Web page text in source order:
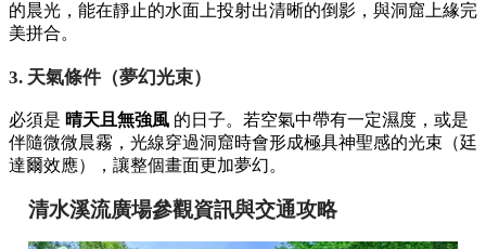
的晨光，能在靜止的水面上投射出清晰的倒影，與洞窟上緣完
美拼合。
3. 天氣條件（夢幻光束）
必須是 晴天且無強風 的日子。若空氣中帶有一定濕度，或是
伴隨微微晨霧，光線穿過洞窟時會形成極具神聖感的光束（廷
達爾效應），讓整個畫面更加夢幻。
清水溪流廣場參觀資訊與交通攻略